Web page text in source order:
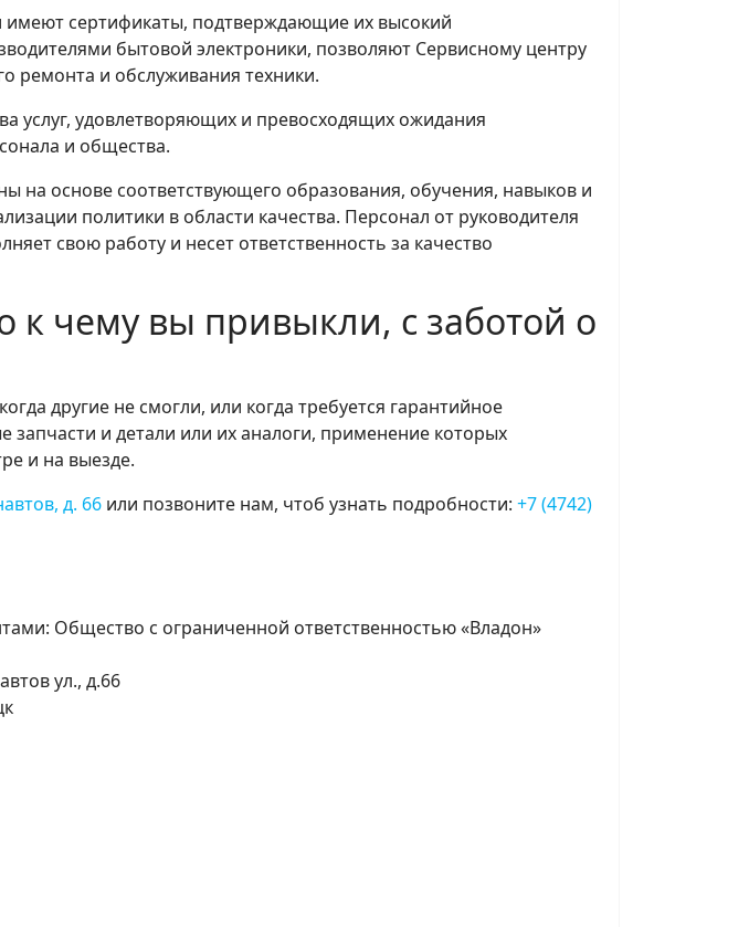
сертификаты, подтверждающие их высокий
бытовой электроники, позволяют Сервисному центру
ремонта и обслуживания техники.
услуг, удовлетворяющих и превосходящих ожидания
и общества.
на основе соответствующего образования, обучения, навыков и
политики в области качества. Персонал от руководителя
свою работу и несет ответственность за качество
чему вы привыкли, с заботой о
другие не смогли, или когда требуется гарантийное
и детали или их аналоги, применение которых
и на выезде.
д. 66 или позвоните нам, чтоб узнать подробности: +7 (4742)
Общество с ограниченной ответственностью «Владон»
ул., д.66